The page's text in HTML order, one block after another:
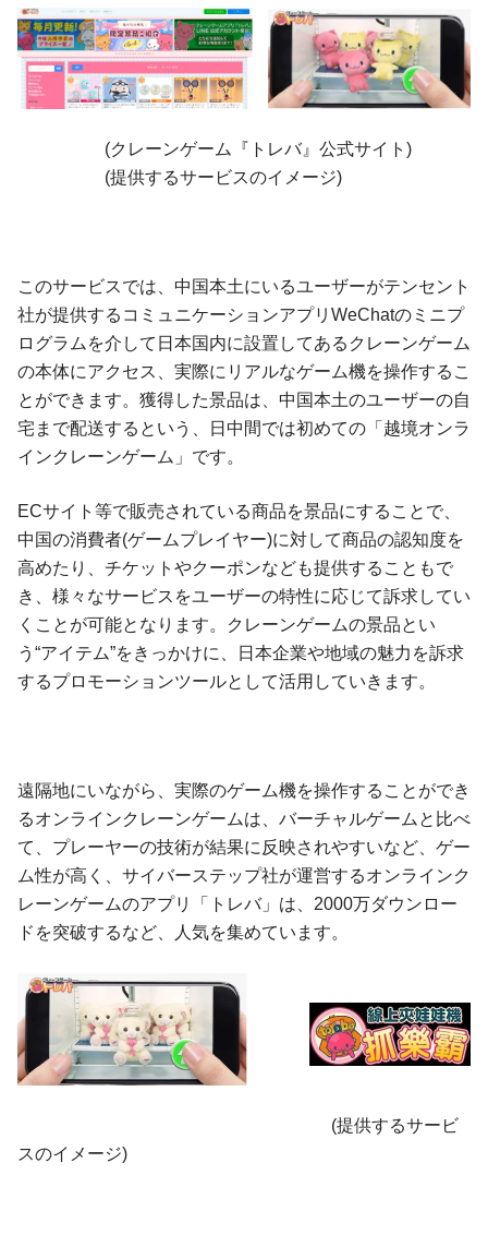
(クレーンゲーム『トレバ』公式サイト)
(提供するサービスのイメージ)
このサービスでは、中国本土にいるユーザーがテンセント
社が提供するコミュニケーションアプリWeChatのミニプ
ログラムを介して日本国内に設置してあるクレーンゲーム
の本体にアクセス、実際にリアルなゲーム機を操作するこ
とができます。獲得した景品は、中国本土のユーザーの自
宅まで配送するという、日中間では初めての「越境オンラ
インクレーンゲーム」です。
ECサイト等で販売されている商品を景品にすることで、
中国の消費者(ゲームプレイヤー)に対して商品の認知度を
高めたり、チケットやクーポンなども提供することもで
き、様々なサービスをユーザーの特性に応じて訴求してい
くことが可能となります。クレーンゲームの景品とい
う“アイテム”をきっかけに、日本企業や地域の魅力を訴求
するプロモーションツールとして活用していきます。
遠隔地にいながら、実際のゲーム機を操作することができ
るオンラインクレーンゲームは、バーチャルゲームと比べ
て、プレーヤーの技術が結果に反映されやすいなど、ゲー
ム性が高く、サイバーステップ社が運営するオンラインク
レーンゲームのアプリ「トレバ」は、2000万ダウンロー
ドを突破するなど、人気を集めています。
(提供するサービ
スのイメージ)